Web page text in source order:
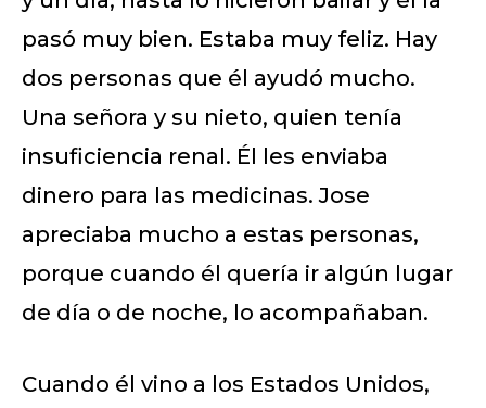
pasó muy bien. Estaba muy feliz. Hay
dos personas que él ayudó mucho.
Una señora y su nieto, quien tenía
insuficiencia renal. Él les enviaba
dinero para las medicinas. Jose
apreciaba mucho a estas personas,
porque cuando él quería ir algún lugar
de día o de noche, lo acompañaban.
Cuando él vino a los Estados Unidos,